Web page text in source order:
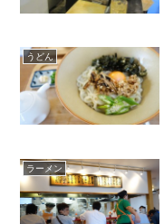
うどん
ラーメン